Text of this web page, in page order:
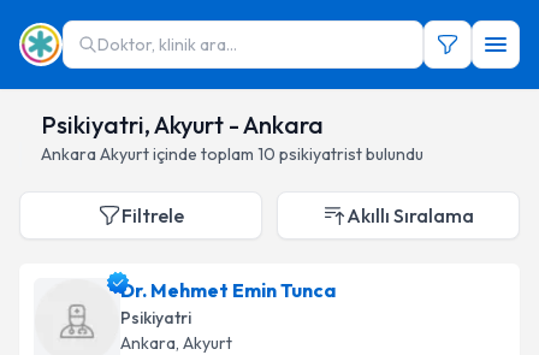
Doktor, klinik ara...
Psikiyatri, Akyurt - Ankara
Ankara Akyurtiçinde toplam 10 psikiyatristbulundu
Filtrele Akıllı Sıralama
Dr. Mehmet Emin Tunca
Psikiyatri
Ankara, Akyurt